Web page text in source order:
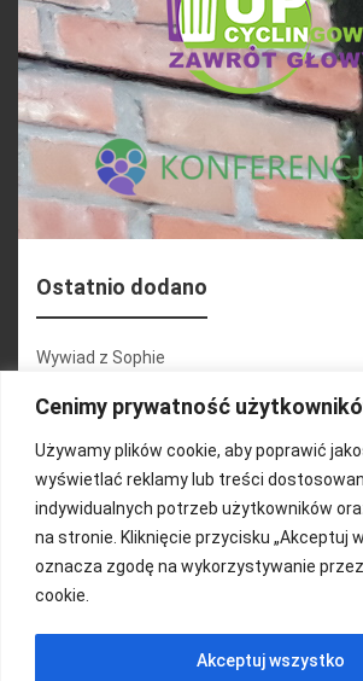
Cenimy prywatność
Używamy plików cookie, aby poprawić
wyświetlać reklamy lub treści
indywidualnych potrzeb użytkowników
na stronie. Kliknięcie przycisku „Akceptuj
oznacza zgodę na wykorzystywanie
cookie.
Akceptuj wszystko
Ostatnio dodano
Wywiad z Sophie
Konferencja 2.1
Martyna Wojciechowska
Relacja zdjęciowa 25.09.2024r (cz.2)
Wywiady z uczestnikami
FUNDACJA KOLOROWO